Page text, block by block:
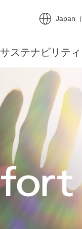
Japan
サステナビリティ